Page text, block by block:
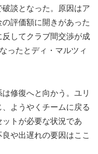
談となった。原因はア
評価額に開きがあった
してクラブ間交渉が成
ったとディ・マルツィ
修復へと向かう。ユリ
ようやくチームに戻る
トが必要な状況であ
や出遅れの要因はここ